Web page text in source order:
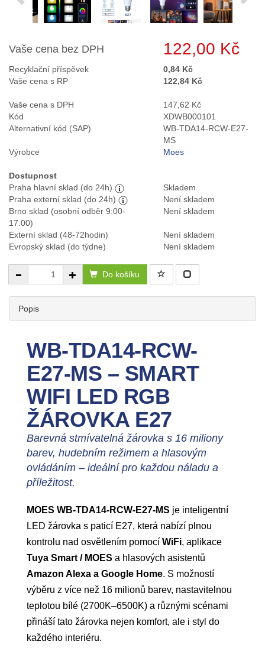
Vaše cena bez DPH 122,00 Kč
Recyklační příspěvek
0,84 Kč
Vaše cena s RP
122,84 Kč
Vaše cena s DPH
147,62 Kč
Kód
XDWB000101
Alternativní kód (SAP)
WB-TDA14-RCW-E27-
MS
Výrobce
Moes
Dostupnost
Praha hlavní sklad (do 24h)
Skladem
Praha externí sklad (do 24h)
Není skladem
Brno sklad (osobní odběr 9:00-
17:00)
Není skladem
Externí sklad (48-72hodin)
Není skladem
Evropský sklad (do týdne)
Není skladem
Do košíku
Popis
WB-TDA14-RCW-
E27-MS – SMART
WIFI LED RGB
ŽÁROVKA E27
Barevná stmívatelná žárovka s 16 miliony
barev, hudebním režimem a hlasovým
ovládáním – ideální pro každou náladu a
příležitost.
MOES WB-TDA14-RCW-E27-MS je inteligentní
LED žárovka s paticí E27, která nabízí plnou
kontrolu nad osvětlením pomocí WiFi, aplikace
Tuya Smart / MOES a hlasových asistentů
Amazon Alexa a Google Home. S možností
výběru z více než 16 milionů barev, nastavitelnou
teplotou bílé (2700K–6500K) a různými scénami
přináší tato žárovka nejen komfort, ale i styl do
každého interiéru.